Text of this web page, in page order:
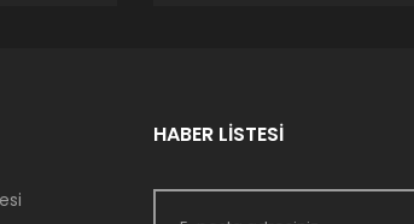
HABER LİSTESİ